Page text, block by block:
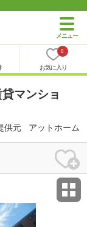
0
お気に入り
マンショ
供元 アットホーム